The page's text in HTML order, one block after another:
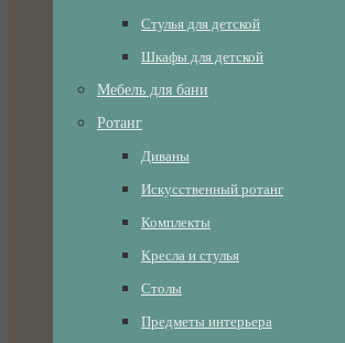
Стулья для детской
Шкафы для детской
Мебель для бани
Ротанг
Диваны
Искусственный ротанг
Комплекты
Кресла и стулья
Столы
Предметы интерьера